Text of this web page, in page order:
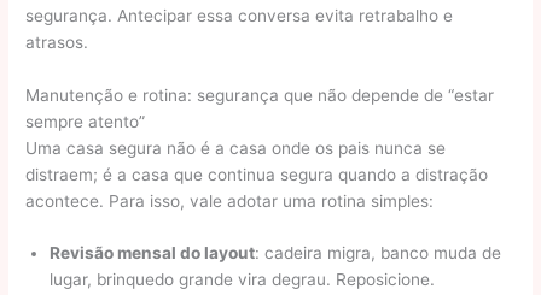
segurança. Antecipar essa conversa evita retrabalho e
atrasos.
Manutenção e rotina: segurança que não depende de “estar
sempre atento”
Uma casa segura não é a casa onde os pais nunca se
distraem; é a casa que continua segura quando a distração
acontece. Para isso, vale adotar uma rotina simples:
Revisão mensal do layout: cadeira migra, banco muda de
lugar, brinquedo grande vira degrau. Reposicione.